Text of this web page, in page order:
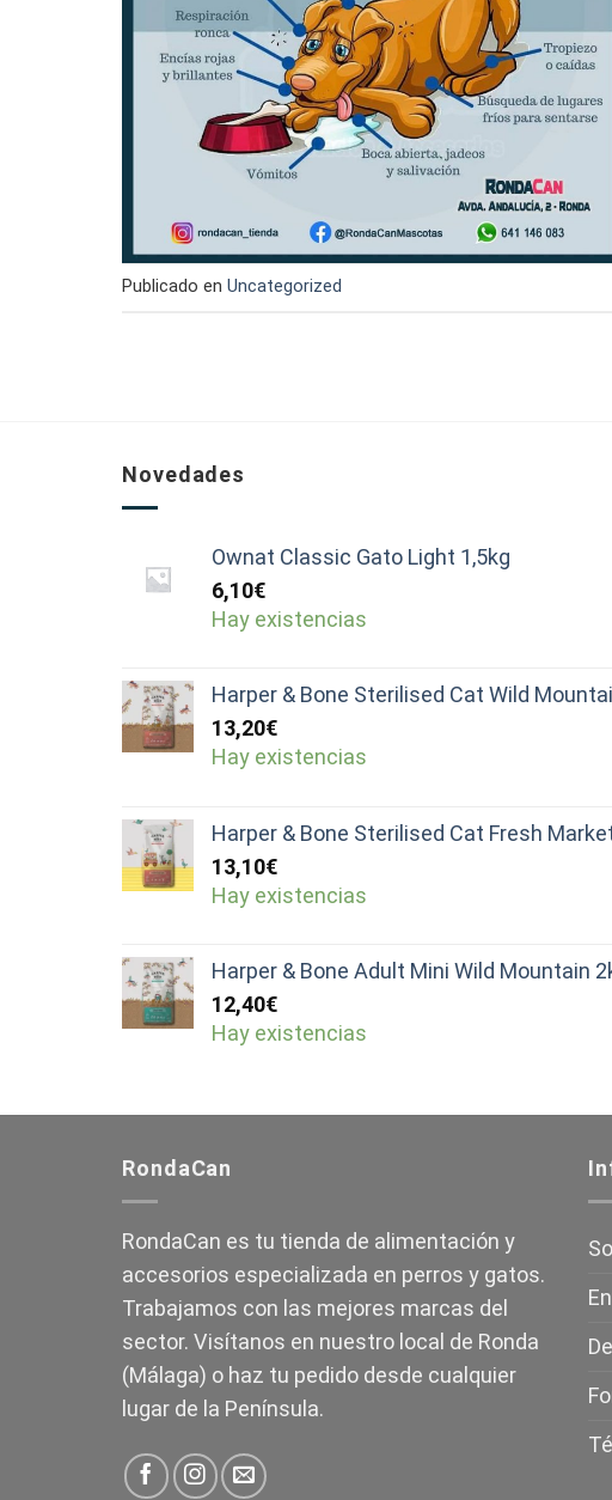
Publicado en Uncategorized
Novedades
Ownat Classic Gato Light 1,5kg
6,10€
Hay existencias
Harper & Bone Sterilised Cat Wild
13,20€
Hay existencias
Harper & Bone Sterilised Cat Fresh
13,10€
Hay existencias
Harper & Bone Adult Mini Wild Mountain
12,40€
Hay existencias
RondaCan
RondaCan es tu tienda de alimentación y
accesorios especializada en perros y gatos.
Trabajamos con las mejores marcas del
sector. Visítanos en nuestro local de Ronda
(Málaga) o haz tu pedido desde cualquier
lugar de la Península.